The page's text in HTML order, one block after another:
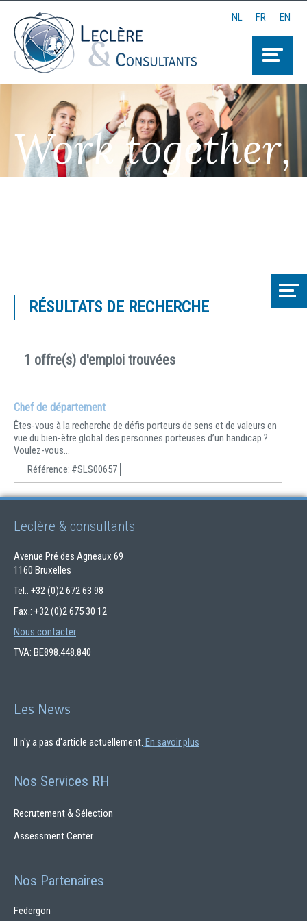
Work together,
NL FR EN
RÉSULTATS DE RECHERCHE
1 offre(s) d'emploi trouvées
Chef de département
Êtes-vous à la recherche de défis porteurs de sens et de valeurs en
vue du bien-être global des personnes porteuses d’un handicap ?
Voulez-vous...
Référence: #SLS00657
Leclère & consultants
Avenue Pré des Agneaux 69
1160 Bruxelles
Tel.: +32 (0)2 672 63 98
Fax.: +32 (0)2 675 30 12
Nous contacter
TVA: BE898.448.840
Les News
Il n'y a pas d'article actuellement. En savoir plus
Nos Services RH
Recrutement & Sélection
Assessment Center
Nos Partenaires
Federgon